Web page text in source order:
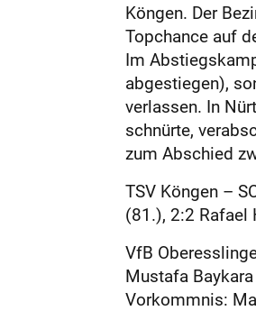
Köngen. Der
Topchance auf
Im
abgestiegen),
verlassen. In
schnürte,
zum Abschied
TSV Köngen –
(81.), 2:2 Rafael
VfB
Mustafa
Vorkommnis: